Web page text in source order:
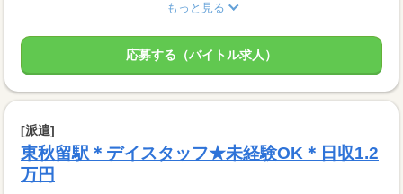
もっと見る
応募する（バイトル求人）
[派遣]
東秋留駅＊デイスタッフ★未経験OK＊日収1.2
万円